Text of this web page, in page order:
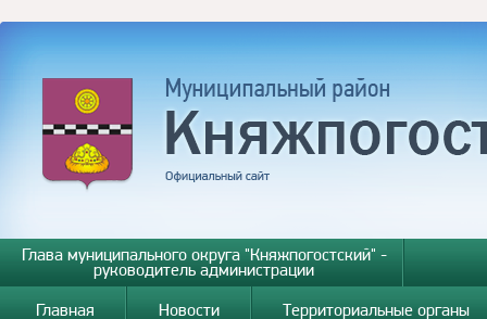
Глава муниципального округа "Княжпогостский" -
руководитель администрации
Главная
Новости Территориальные органы